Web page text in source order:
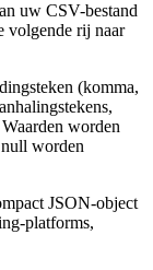
uw CSV-bestand
volgende rij naar
(komma,
worden
worden
JSON-object
platforms,